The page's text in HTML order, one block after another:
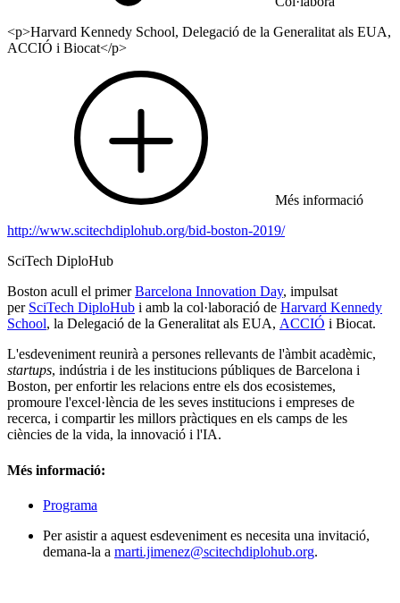
<p>Harvard Kennedy School, Delegació de la Generalitat als EUA,
ACCIÓ i Biocat</p>
Més informació
http://www.scitechdiplohub.org/bid-boston-2019/
SciTech DiploHub
Boston acull el primerBarcelona Innovation Day, impulsat
per SciTech DiploHub i amb la col·laboració de Harvard Kennedy
School, la Delegació de la Generalitat als EUA, ACCIÓ i Biocat.
L'esdeveniment reunirà a persones rellevants de l'àmbit acadèmic,
startups, indústria i de les institucions públiques de Barcelona i
Boston, per enfortir les relacions entre els dos ecosistemes,
promoure l'excel·lència de les seves institucions i empreses de
recerca, i compartir les millors pràctiques en els camps de les
ciències de la vida, la innovació i l'IA.
Més informació:
Programa
Per asistir a aquest esdeveniment es necesita una invitació,
demana-la a marti.jimenez@scitechdiplohub.org.